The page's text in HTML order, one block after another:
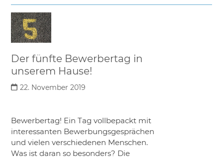
Der fünfte Bewerbertag in
unserem Hause!
22. November 2019
Bewerbertag! Ein Tag vollbepackt mit
interessanten Bewerbungsgesprächen
und vielen verschiedenen Menschen.
Was ist daran so besonders? Die